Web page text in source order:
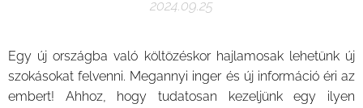
2024.09.25
Egy új országba való költözéskor hajlamosak lehetünk új
szokásokat felvenni. Megannyi inger és új információ éri az
embert! Ahhoz, hogy tudatosan kezeljünk egy ilyen